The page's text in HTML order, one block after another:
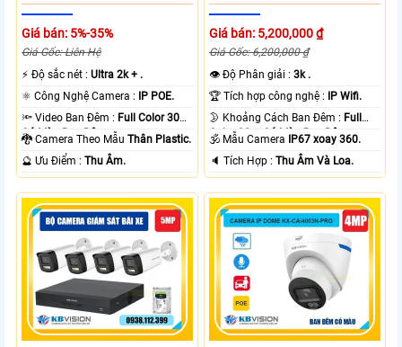
Giá bán: 5%-35%
Giá Gốc: Liên Hệ
️⚡ Độ sắc nét :Ultra 2k + .
⚛️ Công Nghệ Camera :
IP POE.
🔦 Video Ban Đêm : Full Color 30m
Có Màu Ban Ðêm.
🐉️ Camera Theo MẫuThân Plastic.
️🔮 Ưu Điểm :Thu Âm.
Giá bán: 5,200,000 ₫
Giá Gốc: 6,200,000 ₫
👁 Độ Phân giải :3k .
🏆 Tích hợp công nghệ :
IP Wifi.
🌛 Khoảng Cách Ban Đêm : Full
Color 30m Có Màu Ban Ðêm.
🕉️ Mẫu Camera
IP67 xoay 360.
️🔈 Tích Hợp :Thu Âm Và Loa.